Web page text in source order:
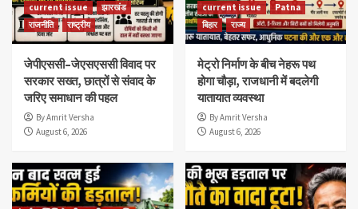
current issue
झारखंड
राजनीति
राष्ट्रीय
जेपीएससी–जेएसएससी विवाद पर
सरकार सख्त, छात्रों से संवाद के
जरिए समाधान की पहल
By Amrit Versha
August 6, 2026
current issue
Patna
बिहार
राज्य
मेट्रो निर्माण के बीच नेहरू पथ
होगा चौड़ा, राजधानी में बदलेगी
यातायात व्यवस्था
By Amrit Versha
August 6, 2026